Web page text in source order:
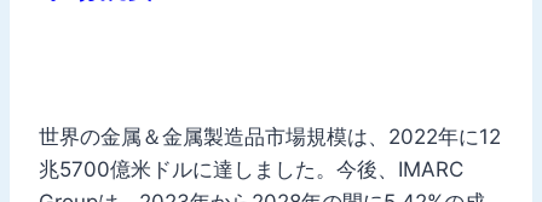
世界の金属＆金属製造品市場規模は、2022年に12
兆5700億米ドルに達しました。今後、IMARC